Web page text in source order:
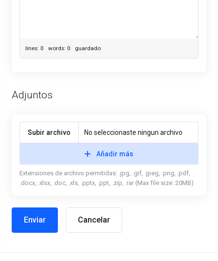
lines: 0 words: 0 guardado
Adjuntos
Subir archivo No seleccionaste ningun archivo
Añadir más
Extensiones de archivo permitidas: .jpg, .gif, .jpeg, .png, .pdf,
.docx, .xlsx, .doc, .xls, .pptx, .ppt, .zip, .rar (Max file size: 20MB)
Cancelar